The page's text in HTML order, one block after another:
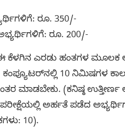
ರೂ. 350/-
ರೂ. 200/-
ಕೆಳಗಿನ ಎರಡು ಹಂತಗಳ ಮೂಲಕ
ಕಂಪ್ಯೂಟರ್‌ನಲ್ಲಿ 10 ನಿಮಿಷಗಳ
ಮಾಡಬೇಕು. (ಕನಿಷ್ಠ ಉತ್ತೀರ್ಣ
ಅರ್ಹತೆ ಪಡೆದ
10).